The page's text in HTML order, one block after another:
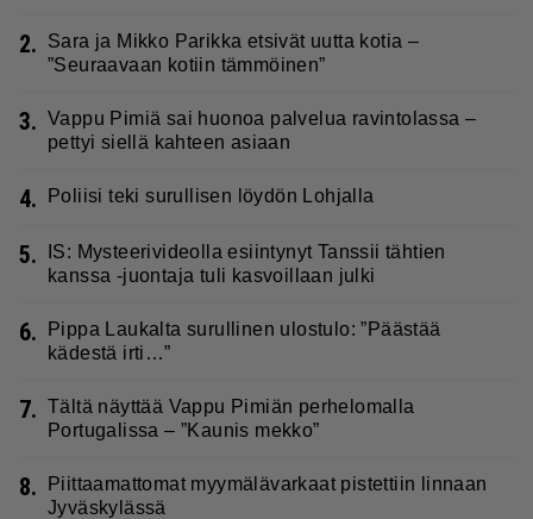
2.
Sara ja Mikko Parikka etsivät uutta kotia –
”Seuraavaan kotiin tämmöinen”
3. Vappu Pimiä sai huonoa palvelua ravintolassa –
pettyi siellä kahteen asiaan
4. Poliisi teki surullisen löydön Lohjalla
5.
IS: Mysteerivideolla esiintynyt Tanssii tähtien
kanssa -juontaja tuli kasvoillaan julki
6.
Pippa Laukalta surullinen ulostulo: ”Päästää
kädestä irti…”
7. Tältä näyttää Vappu Pimiän perhelomalla
Portugalissa – ”Kaunis mekko”
8.
Piittaamattomat myymälävarkaat pistettiin linnaan
Jyväskylässä